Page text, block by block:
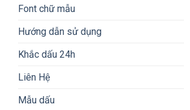
Font chữ mẫu
Hướng dẫn sử dụng
Khắc dấu 24h
Liên Hệ
Mẫu dấu